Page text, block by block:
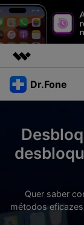
Produtos em
Visão geral
Soluções
Sobre nós
Loja
Dr.Fone
Veja Toolkit Completo >
Productos
Para Celular
Ações rápidas
Quer saber
métodos